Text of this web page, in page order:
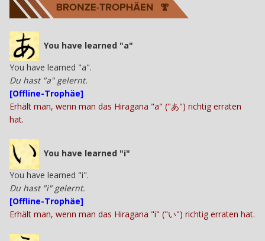
You have learned "a"
You have learned "a".
Du hast "a" gelernt.
[Offline-Trophäe]
Erhält man, wenn man das Hiragana "a" ("あ") richtig erraten
hat.
You have learned "i"
You have learned "i".
Du hast "i" gelernt.
[Offline-Trophäe]
Erhält man, wenn man das Hiragana "i" ("い") richtig erraten hat.